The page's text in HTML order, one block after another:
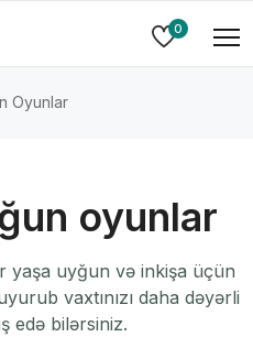
0
Oyunlar
oyunlar
yaşa uyğun və inkişa üçün
vaxtınızı daha dəyərli
edə bilərsiniz.